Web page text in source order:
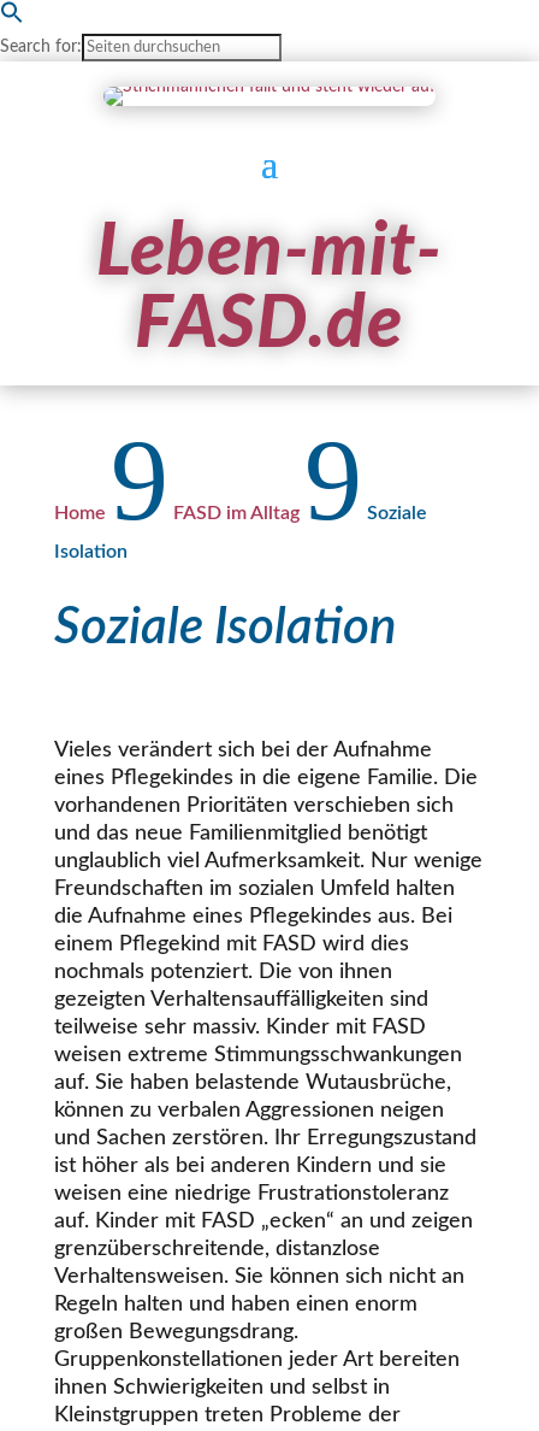
Search for:
Leben-mit-
FASD.de
Home 9 FASD im Alltag 9 Soziale
Isolation
Soziale Isolation
Vieles verändert sich bei der Aufnahme
eines Pflegekindes in die eigene Familie. Die
vorhandenen Prioritäten verschieben sich
und das neue Familienmitglied benötigt
unglaublich viel Aufmerksamkeit. Nur wenige
Freundschaften im sozialen Umfeld halten
die Aufnahme eines Pflegekindes aus. Bei
einem Pflegekind mit FASD wird dies
nochmals potenziert. Die von ihnen
gezeigten Verhaltensauffälligkeiten sind
teilweise sehr massiv. Kinder mit FASD
weisen extreme Stimmungsschwankungen
auf. Sie haben belastende Wutausbrüche,
können zu verbalen Aggressionen neigen
und Sachen zerstören. Ihr Erregungszustand
ist höher als bei anderen Kindern und sie
weisen eine niedrige Frustrationstoleranz
auf. Kinder mit FASD „ecken“ an und zeigen
grenzüberschreitende, distanzlose
Verhaltensweisen. Sie können sich nicht an
Regeln halten und haben einen enorm
großen Bewegungsdrang.
Gruppenkonstellationen jeder Art bereiten
ihnen Schwierigkeiten und selbst in
Kleinstgruppen treten Probleme der